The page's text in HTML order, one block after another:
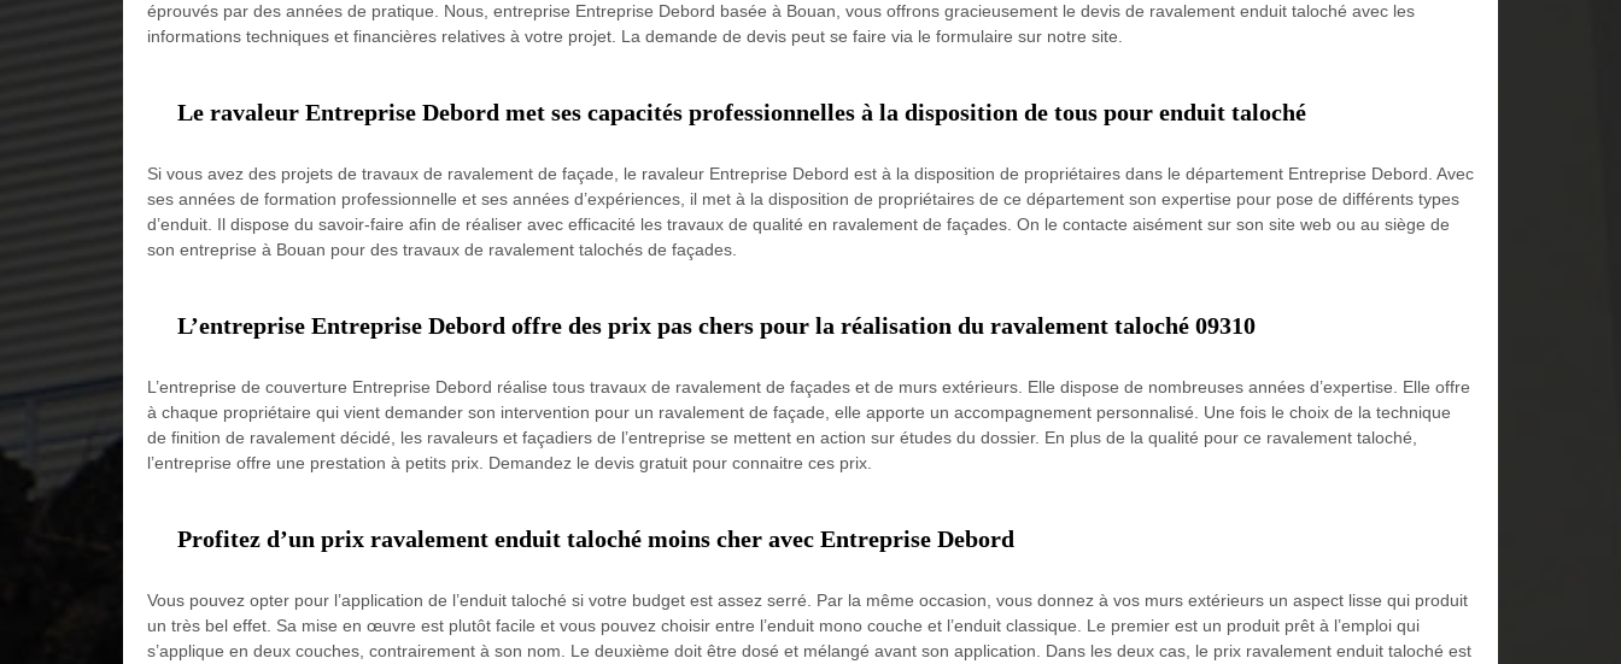
éprouvés par des années de pratique. Nous, entreprise Entreprise Debord basée à Bouan, vous offrons gracieusement le devis de ravalement enduit taloché avec les
informations techniques et financières relatives à votre projet. La demande de devis peut se faire via le formulaire sur notre site.
Le ravaleur Entreprise Debord met ses capacités professionnelles à la disposition de tous pour enduit taloché
Si vous avez des projets de travaux de ravalement de façade, le ravaleur Entreprise Debord est à la disposition de propriétaires dans le département Entreprise Debord. Avec
ses années de formation professionnelle et ses années d’expériences, il met à la disposition de propriétaires de ce département son expertise pour pose de différents types
d’enduit. Il dispose du savoir-faire afin de réaliser avec efficacité les travaux de qualité en ravalement de façades. On le contacte aisément sur son site web ou au siège de
son entreprise à Bouan pour des travaux de ravalement talochés de façades.
L’entreprise Entreprise Debord offre des prix pas chers pour la réalisation du ravalement taloché 09310
L’entreprise de couverture Entreprise Debord réalise tous travaux de ravalement de façades et de murs extérieurs. Elle dispose de nombreuses années d’expertise. Elle offre
à chaque propriétaire qui vient demander son intervention pour un ravalement de façade, elle apporte un accompagnement personnalisé. Une fois le choix de la technique
de finition de ravalement décidé, les ravaleurs et façadiers de l’entreprise se mettent en action sur études du dossier. En plus de la qualité pour ce ravalement taloché,
l’entreprise offre une prestation à petits prix. Demandez le devis gratuit pour connaitre ces prix.
Profitez d’un prix ravalement enduit taloché moins cher avec Entreprise Debord
Vous pouvez opter pour l’application de l’enduit taloché si votre budget est assez serré. Par la même occasion, vous donnez à vos murs extérieurs un aspect lisse qui produit
un très bel effet. Sa mise en œuvre est plutôt facile et vous pouvez choisir entre l’enduit mono couche et l’enduit classique. Le premier est un produit prêt à l’emploi qui
s’applique en deux couches, contrairement à son nom. Le deuxième doit être dosé et mélangé avant son application. Dans les deux cas, le prix ravalement enduit taloché est